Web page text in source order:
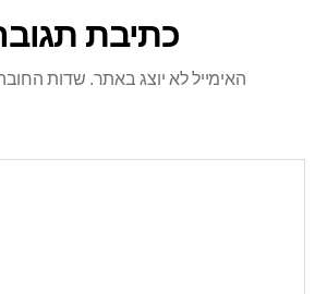
כתיבת
האימייל לא יוצג באתר. שדות